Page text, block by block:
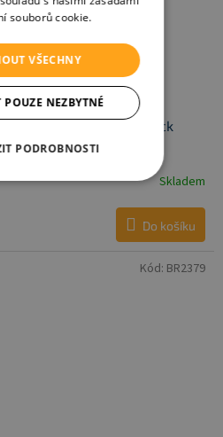
Plus i-Size, Night Black
Skladem
Do košíku
Kód: BR2379
souborů cookie.
VŠECHNY
POUZE NEZBYTNÉ
PODROBNOSTI